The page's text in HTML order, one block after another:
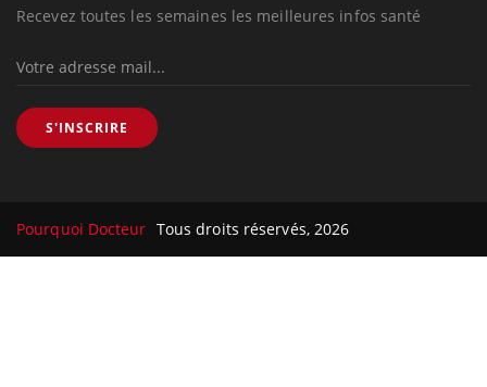
Recevez toutes les semaines les meilleures infos santé
S'INSCRIRE
Pourquoi Docteur Tous droits réservés, 2026